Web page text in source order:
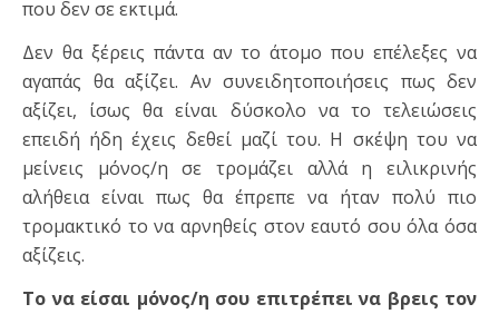
που δεν σε εκτιμά.
Δεν θα ξέρεις πάντα αν το άτομο που επέλεξες να
αγαπάς θα αξίζει. Αν συνειδητοποιήσεις πως δεν
αξίζει, ίσως θα είναι δύσκολο να το τελειώσεις
επειδή ήδη έχεις δεθεί μαζί του. Η σκέψη του να
μείνεις μόνος/η σε τρομάζει αλλά η ειλικρινής
αλήθεια είναι πως θα έπρεπε να ήταν πολύ πιο
τρομακτικό το να αρνηθείς στον εαυτό σου όλα όσα
αξίζεις.
Το να είσαι μόνος/η σου επιτρέπει να βρεις τον